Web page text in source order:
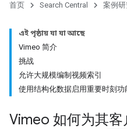
首页 Search Central 案例
এই পৃষ্ঠায় যা যা আছে
Vimeo 简介
挑战
允许大规模编制视频索引
使用结构化数据启用重要时刻功
Vimeo 如何为其